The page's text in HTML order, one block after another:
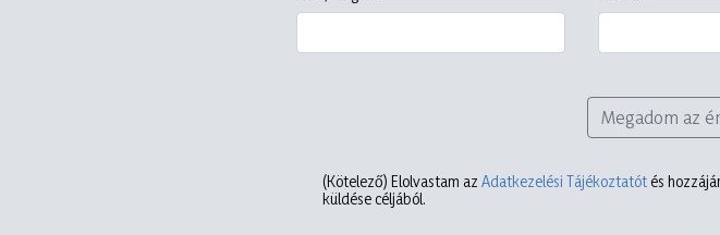
Megadom az
(Kötelező) Elolvastam az Adatkezelési Tájékoztatót és
küldése céljából.